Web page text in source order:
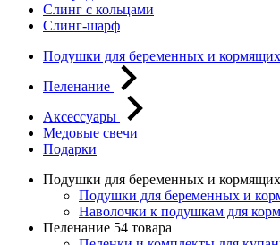
Слинг с кольцами
Слинг-шарф
Подушки для беременных и кормящих
Пеленание
Аксессуары
Медовые свечи
Подарки
Подушки для беременных и кормящих
Подушки для беременных и
Наволочки к подушкам для
Пеленание 54 товара